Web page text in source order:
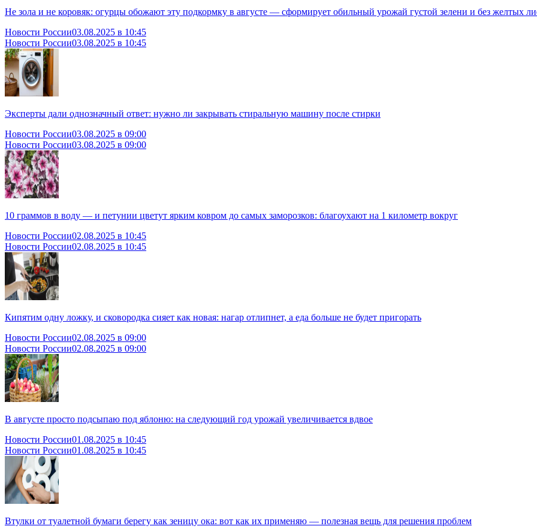
Не зола и не коровяк: огурцы обожают эту подкормку в августе — сформирует обильный урожай густой зелени и без желтых
Новости России03.08.2025 в 10:45
Новости России03.08.2025 в 10:45
Эксперты дали однозначный ответ: нужно ли закрывать стиральную машину после стирки
Новости России03.08.2025 в 09:00
Новости России03.08.2025 в 09:00
10 граммов в воду — и петунии цветут ярким ковром до самых заморозков: благоухают на 1 километр вокруг
Новости России02.08.2025 в 10:45
Новости России02.08.2025 в 10:45
Кипятим одну ложку, и сковородка сияет как новая: нагар отлипнет, а еда больше не будет пригорать
Новости России02.08.2025 в 09:00
Новости России02.08.2025 в 09:00
В августе просто подсыпаю под яблоню: на следующий год урожай увеличивается вдвое
Новости России01.08.2025 в 10:45
Новости России01.08.2025 в 10:45
Втулки от туалетной бумаги берегу как зеницу ока: вот как их применяю — полезная вещь для решения проблем